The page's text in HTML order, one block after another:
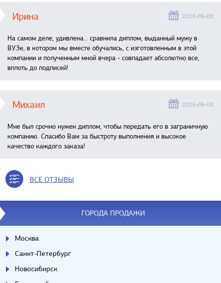
Ирина 2026-06-08
На самом деле, удивлена… сравнила диплом, выданный мужу в
ВУЗе, в котором мы вместе обучались, с изготовленным в этой
компании и полученным мной вчера - совпадает абсолютно все,
вплоть до подписей!
Михаил 2026-06-08
Мне был срочно нужен диплом, чтобы передать его в заграничную
компанию. Спасибо Вам за быстроту выполнения и высокое
качество каждого заказа!
ВСЕ ОТЗЫВЫ
ГОРОДА ПРОДАЖИ
Москва
Санкт-Петербург
Новосибирск